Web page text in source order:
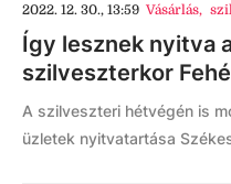
2022. 12. 30., 13:59 Vásárlás,
Így lesznek nyitva
szilveszterkor
A szilveszteri hétvégén is
üzletek nyitvatartása